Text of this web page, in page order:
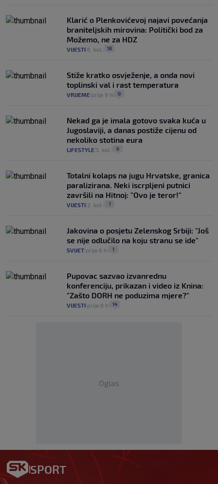
Klarić o Plenkovićevoj najavi povećanja
braniteljskih mirovina: Politički bod za
Možemo, ne za HDZ
VIJESTI 6. kol. 18
Stiže kratko osvježenje, a onda novi
toplinski val i rast temperatura
VRIJEME prije 9 h 0
Nekad ga je imala gotovo svaka kuća u
Jugoslaviji, a danas postiže cijenu od
nekoliko stotina eura
LIFESTYLE 5. kol. 0
Totalni kolaps na jugu Hrvatske, granica
paralizirana. Neki iscrpljeni putnici
završili na Hitnoj: "Ovo je teror!"
VIJESTI 2. kol. 7
Jakovina o posjetu Zelenskog Srbiji: "Još
se nije odlučilo na koju stranu se ide"
SVIJET prije 6 h 1
Pupovac sazvao izvanrednu
konferenciju, prikazan i video iz Knina:
"Zašto DORH ne poduzima mjere?"
VIJESTI prije 6 h 14
Oglas
SPORT